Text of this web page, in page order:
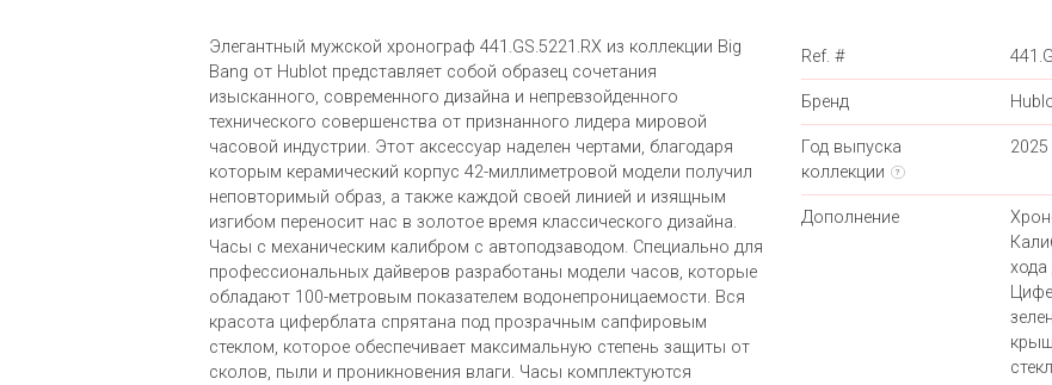
Элегантный мужской хронограф 441.GS.5221.RX из коллекции Big
Bang от Hublot представляет собой образец сочетания
изысканного, современного дизайна и непревзойденного
технического совершенства от признанного лидера мировой
часовой индустрии. Этот аксессуар наделен чертами, благодаря
которым керамический корпус 42-миллиметровой модели получил
неповторимый образ, а также каждой своей линией и изящным
изгибом переносит нас в золотое время классического дизайна.
Часы с механическим калибром с автоподзаводом. Специально для
профессиональных дайверов разработаны модели часов, которые
обладают 100-метровым показателем водонепроницаемости. Вся
красота циферблата спрятана под прозрачным сапфировым
стеклом, которое обеспечивает максимальную степень защиты от
сколов, пыли и проникновения влаги. Часы комплектуются
Ref. #
Бренд
Год выпуска
коллекции
?
2025
Дополнение
хода